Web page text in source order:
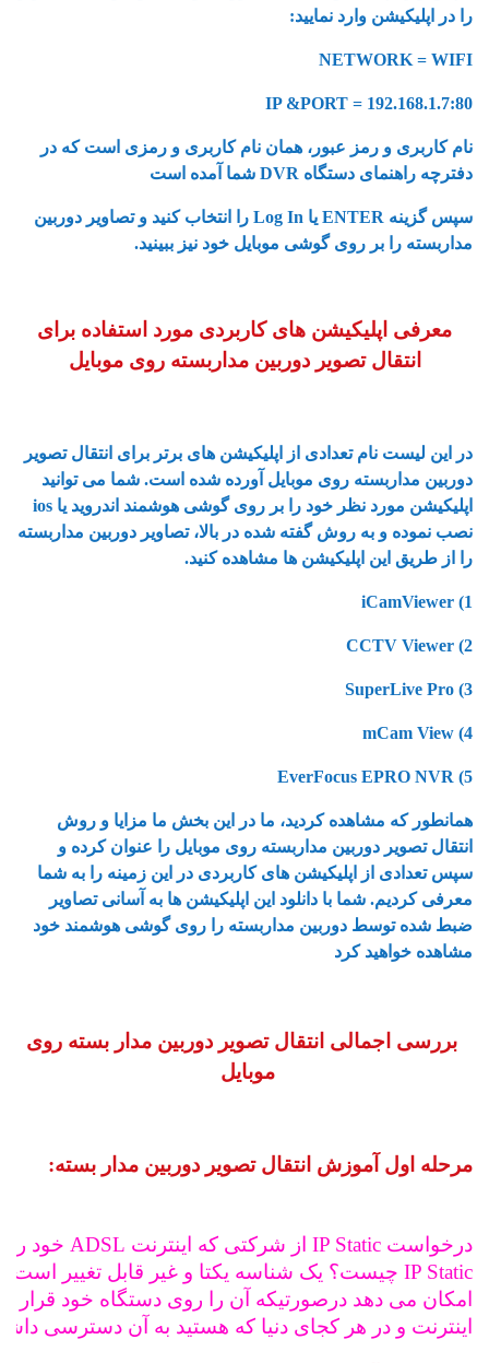
را در اپلیکیشن وارد نمایید:
NETWORK = WIFI
IP &PORT = 192.168.1.7:80
نام کاربری و رمز عبور، همان نام کاربری و رمزی است که در
دفترچه راهنمای دستگاه DVR شما آمده است
سپس گزینه ENTER یا Log In را انتخاب کنید و تصاویر دوربین
مداربسته را بر روی گوشی موبایل خود نیز ببینید.
معرفی اپلیکیشن های کاربردی مورد استفاده برای
انتقال تصویر دوربین مداربسته روی موبایل
در این لیست نام تعدادی از اپلیکیشن های برتر برای انتقال تصویر
دوربین مداربسته روی موبایل آورده شده است. شما می توانید
اپلیکیشن مورد نظر خود را بر روی گوشی هوشمند اندروید یا ios
نصب نموده و به روش گفته شده در بالا، تصاویر دوربین مداربسته
را از طریق این اپلیکیشن ها مشاهده کنید.
iCamViewer (1
2) CCTV Viewer
3) SuperLive Pro
4) mCam View
5) EverFocus EPRO NVR
همانطور که مشاهده کردید، ما در این بخش ما مزایا و روش
انتقال تصویر دوربین مداربسته روی موبایل را عنوان کرده و
سپس تعدادی از اپلیکیشن های کاربردی در این زمینه را به شما
معرفی کردیم. شما با دانلود این اپلیکیشن ها به آسانی تصاویر
ضبط شده توسط دوربین مداربسته را روی گوشی هوشمند خود
مشاهده خواهید کرد
بررسی اجمالی انتقال تصویر دوربین مدار بسته روی
موبایل
مرحله اول آموزش انتقال تصویر دوربین مدار بسته:
درخواست IP Static از شرکتی که اینترنت ADSL خود را از آنجا تهیه کرده اید.
IP Static چیست؟ یک شناسه یکتا و غیر قابل تغییر است که به شما
امکان می دهد درصورتیکه آن را روی دستگاه خود قرار
اینترنت و در هر کجای دنیا که هستید به آن دسترسی